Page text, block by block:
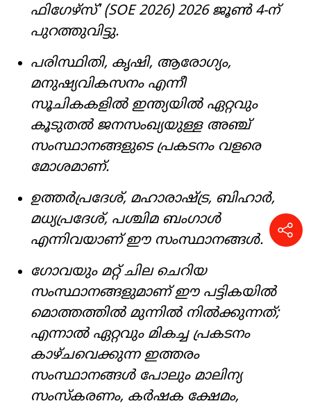
ഫിഗേഴ്സ്' (SOE 2026) 2026 ജൂൺ 4-ന്
പുറത്തുവിട്ടു.
പരിസ്ഥിതി, കൃഷി, ആരോഗ്യം,
മനുഷ്യവികസനം എന്നീ
സൂചികകളിൽ ഇന്ത്യയിൽ ഏറ്റവും
കൂടുതൽ ജനസംഖ്യയുള്ള അഞ്ച്
സംസ്ഥാനങ്ങളുടെ പ്രകടനം വളരെ
മോശമാണ്.
ഉത്തർപ്രദേശ്, മഹാരാഷ്ട്ര, ബിഹാർ,
മധ്യപ്രദേശ്, പശ്ചിമ ബംഗാൾ
എന്നിവയാണ് ഈ സംസ്ഥാനങ്ങൾ.
ഗോവയും മറ്റ് ചില ചെറിയ
സംസ്ഥാനങ്ങളുമാണ് ഈ പട്ടികയിൽ
മൊത്തത്തിൽ മുന്നിൽ നിൽക്കുന്നത്;
എന്നാൽ ഏറ്റവും മികച്ച പ്രകടനം
കാഴ്ചവെക്കുന്ന ഇത്തരം
സംസ്ഥാനങ്ങൾ പോലും മാലിന്യ
സംസ്കരണം, കർഷക ക്ഷേമം,